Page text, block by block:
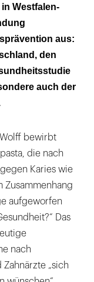
Westfalen-
aus:
den
auch der
bewirbt
die nach
Karies wie
Zusammenhang
aufgeworfen
Das
nach
„sich